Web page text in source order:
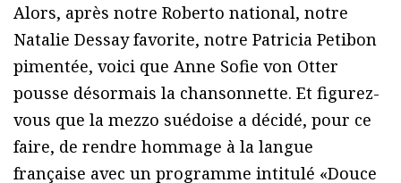
Alors, après notre Roberto national, notre
Natalie Dessay favorite, notre Patricia Petibon
pimentée, voici que Anne Sofie von Otter
pousse désormais la chansonnette. Et figurez-
vous que la mezzo suédoise a décidé, pour ce
faire, de rendre hommage à la langue
française avec un programme intitulé «Douce